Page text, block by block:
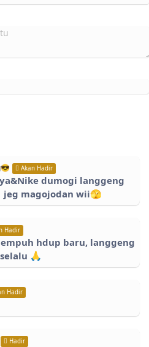
Akan Hadir
dumogi langgeng
jeg magojodan wii🫣
Hadir
hdup baru, langgeng
🙏
Hadir
Hadir